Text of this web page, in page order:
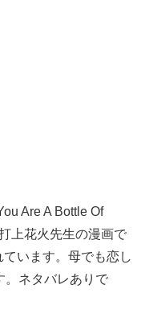
Are A Bottle Of
上花火先生の漫画で
います。母でも恋し
。ネタバレありで